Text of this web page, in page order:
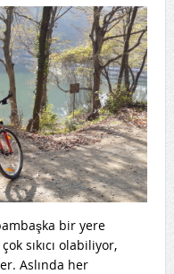
bir yere
sıkıcı olabiliyor,
Aslında her